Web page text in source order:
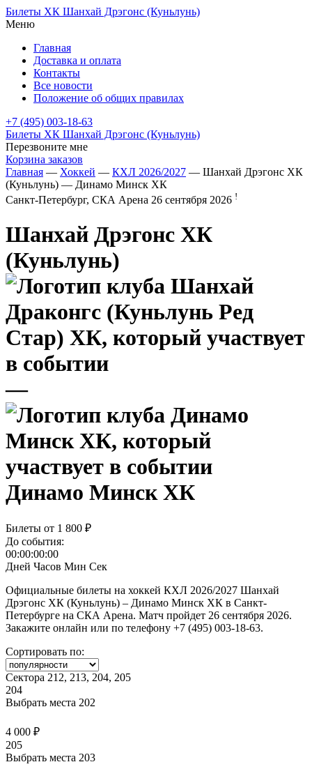
Билеты ХК Шанхай Дрэгонс (Куньлунь)
Меню
Главная
Доставка и оплата
Контакты
Все новости
Положение об общих правилах
+7 (495) 003-18-63
Билеты ХК Шанхай Дрэгонс (Куньлунь)
Перезвоните мне
Корзина заказов
Главная — Хоккей — КХЛ 2026/2027 — Шанхай Дрэгонс ХК
(Куньлунь) — Динамо Минск ХК
Санкт-Петербург, СКА Арена 26 сентября 2026 !
Шанхай Дрэгонс ХК
(Куньлунь)
—
Динамо Минск ХК
Билеты от 1 800 ₽
До события:
00:00:00:00
Дней Часов Мин Сек
Официальные билеты на хоккей КХЛ 2026/2027 Шанхай
Дрэгонс ХК (Куньлунь) – Динамо Минск ХК в Санкт-
Петербурге на СКА Арена. Матч пройдет 26 сентября 2026.
Закажите онлайн или по телефону +7 (495) 003-18-63.
Сортировать по:
Сектора 212, 213, 204, 205
204
Выбрать места 202
4 000 ₽
205
Выбрать места 203